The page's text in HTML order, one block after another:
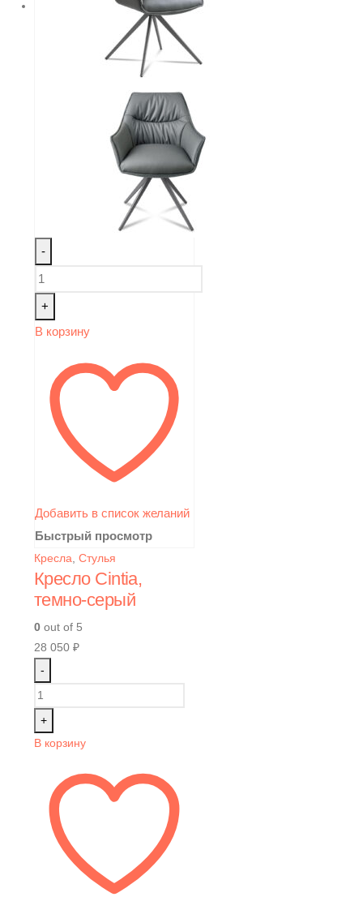
-
+
В корзину
Добавить в список желаний
Быстрый просмотр
Кресла Стулья
Кресло Cintia,
темно-серый
0 out of 5
28 050 ₽
-
+
В корзину